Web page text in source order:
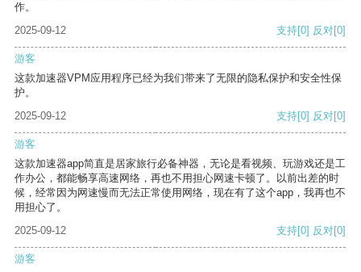
作。
2025-09-12
支持[0] 反对[0]
游客
这款加速器VPM应用程序已经为我们带来了无限的隐私保护和安全性保
护。
2025-09-12
支持[0] 反对[0]
游客
这款加速器app简直是居家旅行必备神器，无论是看视频、玩游戏还是工
作办公，都能畅享高速网络，再也不用担心网速卡顿了。以前出差的时
候，经常因为网速慢而无法正常使用网络，现在有了这个app，我再也不
用担心了。
2025-09-12
支持[0] 反对[0]
游客